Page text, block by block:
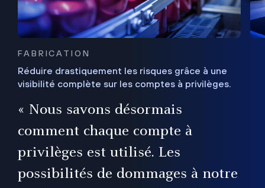
FABRICATION
Réduire drastiquement les risques grâce à une
visibilité complète sur les comptes à privilèges.
« Nous savons désormais
comment chaque compte à
privilèges est utilisé. Les
possibilités de dommages à notre